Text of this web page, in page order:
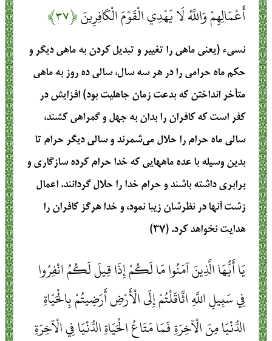
أَعْمَالِهِمْ وَاللَّهُ لَا يَهْدِي الْقَوْمَ الْكَافِرِينَ﴿۳۷﴾
نسی‌ء (یعنی ماهی را تغییر و تبدیل کردن به ماهی دیگر و
حکم ماه حرامی را در هر سه سال، سالی ده روز به ماهی
متأخر انداختن که بدعت زمان جاهلیت بود) افزایش در
کفر است که کافران را بدان به جهل و گمراهی کشند،
سالی ماه حرام را حلال می‌شمرند و سالی دیگر حرام تا
بدین وسیله با عده ماههایی که خدا حرام کرده سازگاری و
برابری داشته باشند و حرام خدا را حلال گردانند. اعمال
زشت آنها در نظرشان زیبا نمود، و خدا هرگز کافران را
هدایت نخواهد کرد. (۳۷)
يَا أَيُّهَا الَّذِينَ آمَنُوا مَا لَكُمْ إِذَا قِيلَ لَكُمُ انْفِرُوا
فِي سَبِيلِ اللَّهِ اثَّاقَلْتُمْ إِلَى الْأَرْضِ أَرَضِيتُمْ بِالْحَيَاةِ
الدُّنْيَا مِنَ الْآخِرَةِ فَمَا مَتَاعُ الْحَيَاةِ الدُّنْيَا فِي الْآخِرَةِ